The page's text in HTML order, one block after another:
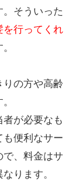
そういった
を行ってくれ
の方や高齢
が必要なも
便利なサー
で、料金はサ
ります。